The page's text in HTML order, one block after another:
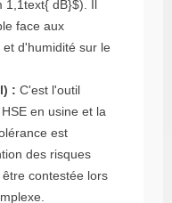
1,1text{ dB}$). Il
face aux
d'humidité sur le
: C'est l'outil
en usine et la
est
des risques
contestée lors